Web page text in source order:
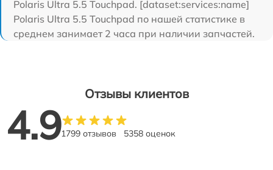
Polaris Ultra 5.5 Touchpad. [dataset:services:name]
Polaris Ultra 5.5 Touchpad по нашей статистике в
среднем занимает 2 часа при наличии запчастей.
Отзывы клиентов
4.91799 отзывов 5358 оценок